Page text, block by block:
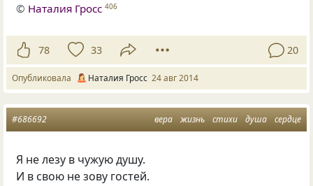
© Наталия Гросс 406
78 33 20
Опубликовала Наталия Гросс 24 авг 2014
вера жизнь стихи душа сердце
#686692
Я не лезу в чужую душу.
И в свою не зову гостей.